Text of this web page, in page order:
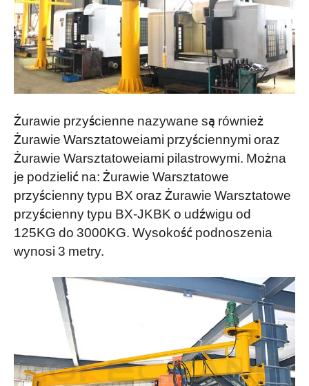
Żurawie przyścienne nazywane są również
Żurawie Warsztatoweiami przyściennymi oraz
Żurawie Warsztatoweiami pilastrowymi. Można
je podzielić na: Żurawie Warsztatowe
przyścienny typu BX oraz Żurawie Warsztatowe
przyścienny typu BX-JKBK o udźwigu od
125KG do 3000KG. Wysokość podnoszenia
wynosi 3 metry.